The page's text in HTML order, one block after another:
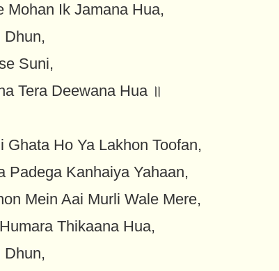
Mohan Ik Jamana Hua,
Dhun,
Suni,
Tera Deewana Hua ॥
Ghata Ho Ya Lakhon Toofan,
Padega Kanhaiya Yahaan,
Mein Aai Murli Wale Mere,
Thikaana Hua,
Dhun,